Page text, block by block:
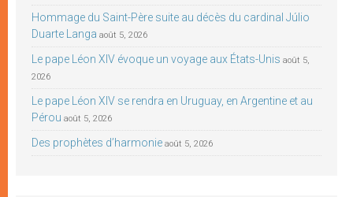
Hommage du Saint-Père suite au décès du cardinal Júlio
Duarte Langa août 5, 2026
Le pape Léon XIV évoque un voyage aux États-Unis août 5,
2026
Le pape Léon XIV se rendra en Uruguay, en Argentine et au
Pérou août 5, 2026
Des prophètes d’harmonie août 5, 2026